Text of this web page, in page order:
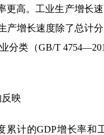
更高。工业生产增长
产增长速度除了总计
分类（GB/T
映
累计的GDP增长率